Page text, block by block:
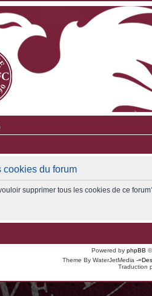
cookies du forum
supprimer tous les cookies de ce
Powered by phpBB
Theme By WaterJetMedia -
Traduction